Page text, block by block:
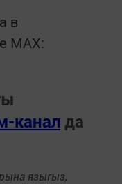
в
MАХ:
канал да
языгыз,